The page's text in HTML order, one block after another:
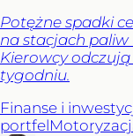
Potężne spadki
na stacjach paliw
Kierowcy
tygodniu.
Finanse i
portfel